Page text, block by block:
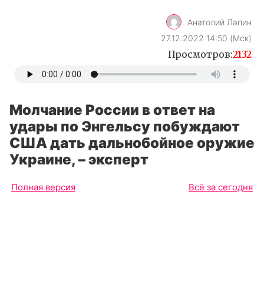
Анатолий Лапин
27.12.2022 14:50 (Мск)
Просмотров:2132
Молчание России в ответ на
удары по Энгельсу побуждают
США дать дальнобойное оружие
Украине, – эксперт
Полная версия Всё за сегодня